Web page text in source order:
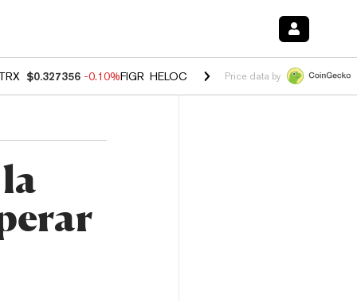
TRX $0.327356 -0.10%FIGR_HELOC $1.023 -1.20%HYPE $54.25 -
Price data by